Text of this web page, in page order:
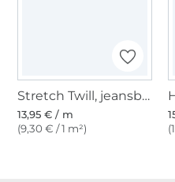
Stretch Twill, jeansblau meliert
13,95 € / m
(9,30 € / 1 m²)